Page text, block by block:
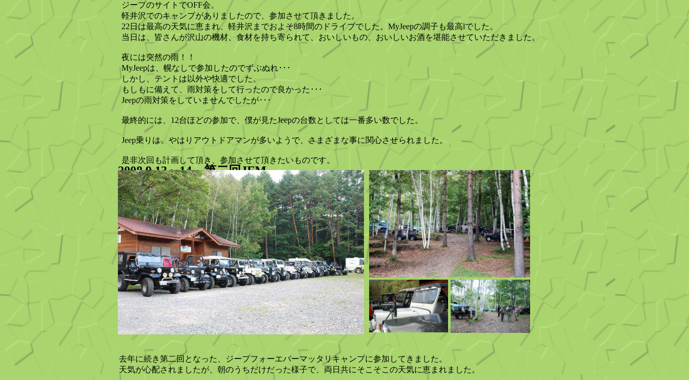
ジープのサイトでOFF会。
軽井沢でのキャンプがありましたので、参加させて頂きました。
22日は最高の天気に恵まれ、軽井沢までおよそ8時間のドライブでした。MyJeepの調子も最高lでした。
当日は、皆さんが沢山の機材、食材を持ち寄られて、おいしいもの、おいしいお酒を堪能させていただきました。
夜には突然の雨！！
MyJeepは、幌なしで参加したのでずぶぬれ･･･
しかし、テントは以外や快適でした。
もしもに備えて、雨対策をして行ったので良かった･･･
Jeepの雨対策をしていませんでしたが･･･
最終的には、12台ほどの参加で、僕が見たJeepの台数としては一番多い数でした。
Jeep乗りは、やはりアウトドアマンが多いようで、さまざまな事に関心させられました。
是非次回も計画して頂き、参加させて頂きたいものです。
2008,9,13～14 第二回JFM
去年に続き第二回となった、ジープフォーエバーマッタリキャンプに参加してきました。
天気が心配されましたが、朝のうちだけだった様子で、両日共にそこそこの天気に恵まれました。